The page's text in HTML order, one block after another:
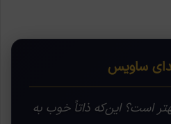
ساویس
است؟ این‌که ذاتاً خوب به